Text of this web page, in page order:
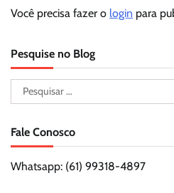
Você precisa fazer o login para
Pesquise no Blog
Pesquisar
por:
Fale Conosco
Whatsapp: (61) 99318-4897